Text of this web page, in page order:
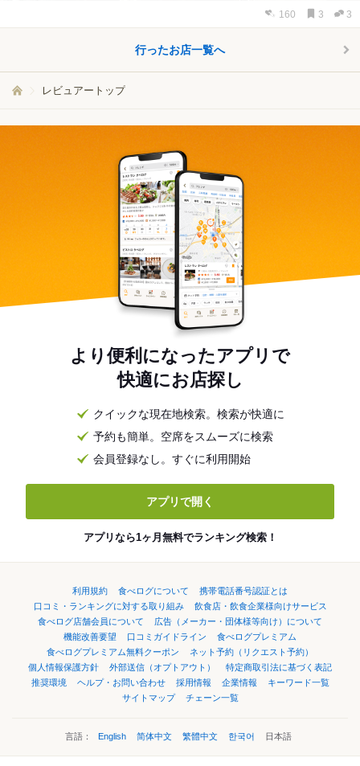
160 3 3
行ったお店一覧へ
レビュアートップ
より便利になったアプリで
快適にお店探し
クイックな現在地検索。検索が快適に
予約も簡単。空席をスムーズに検索
会員登録なし。すぐに利用開始
アプリで開く
アプリなら1ヶ月無料でランキング検索！
利用規約 食べログについて
携帯電話番号認証とは
口コミ・ランキングに対する取り組み
飲食店・飲食企業様向けサービス
食べログ店舗会員について
広告（メーカー・団体様等向け）について
機能改善要望
口コミガイドライン
食べログプレミアム
食べログプレミアム無料クーポン
ネット予約（リクエスト予約）
個人情報保護方針
外部送信（オプトアウト）
特定商取引法に基づく表記
推奨環境
ヘルプ・お問い合わせ 採用情報 企業情報
キーワード一覧
サイトマップ
チェーン一覧
言語： English 简体中文 繁體中文 한국어 日本語